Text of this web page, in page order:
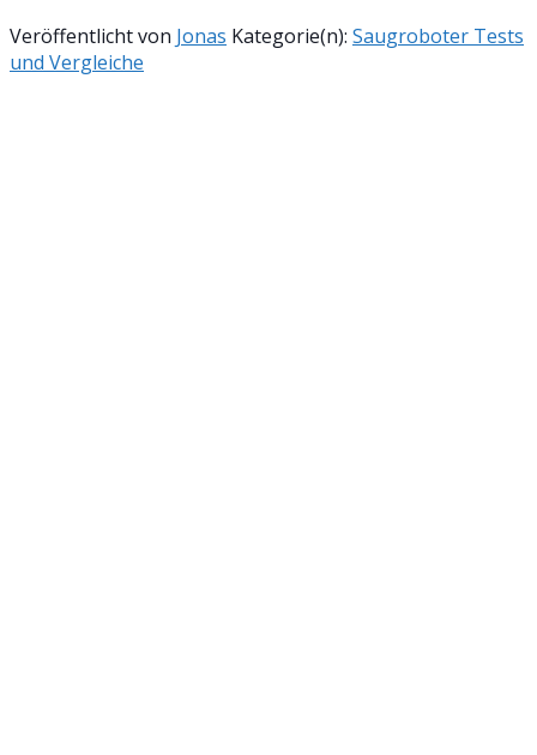
Veröffentlicht von Jonas Kategorie(n): Saugroboter Tests
und Vergleiche